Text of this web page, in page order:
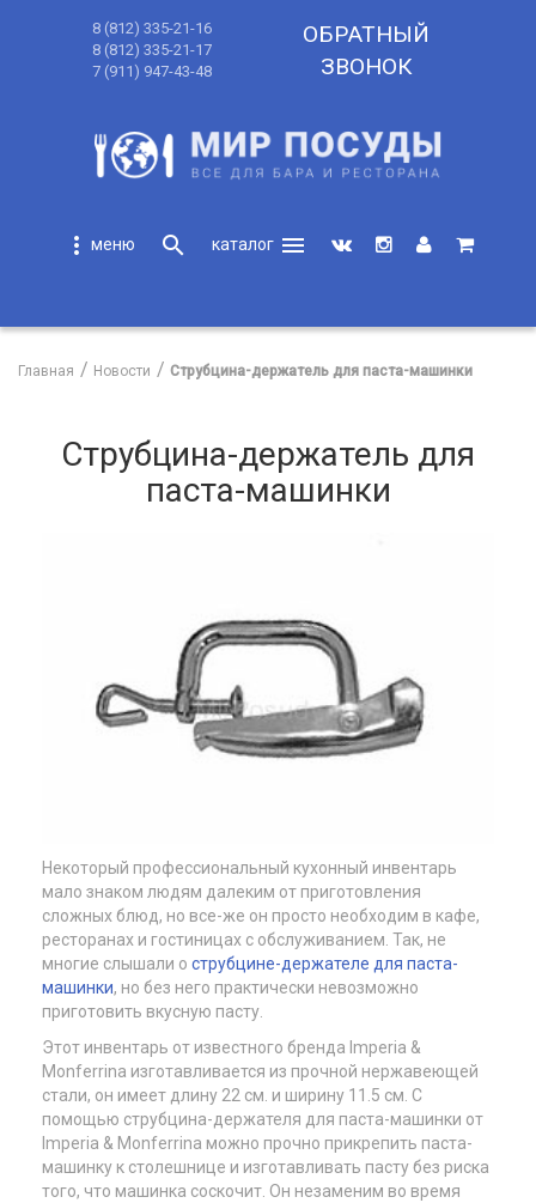
8 (812) 335-21-16
8 (812) 335-21-17
7 (911) 947-43-48
ОБРАТНЫЙ
ЗВОНОК
more_vert search
menu
Главная Новости Струбцина-держатель для паста-машинки
Струбцина-держатель для
паста-машинки
Некоторый профессиональный кухонный инвентарь
мало знаком людям далеким от приготовления
сложных блюд, но все-же он просто необходим в кафе,
ресторанах и гостиницах с обслуживанием. Так, не
многие слышали о струбцине-держателе для паста-
машинки, но без него практически невозможно
приготовить вкусную пасту.
Этот инвентарь от известного бренда Imperia &
Monferrina изготавливается из прочной нержавеющей
стали, он имеет длину 22 см. и ширину 11.5 см. С
помощью струбцина-держателя для паста-машинки от
Imperia & Monferrina можно прочно прикрепить паста-
машинку к столешнице и изготавливать пасту без риска
того, что машинка соскочит. Он незаменим во время